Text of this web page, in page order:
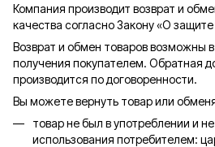
Компания производит возврат и
качества согласно Закону «О
Возврат и обмен товаров возможны
получения покупателем. Обратная
производится по договоренности.
Вы можете вернуть товар или
товар не был в употреблении и
использования потребителем: